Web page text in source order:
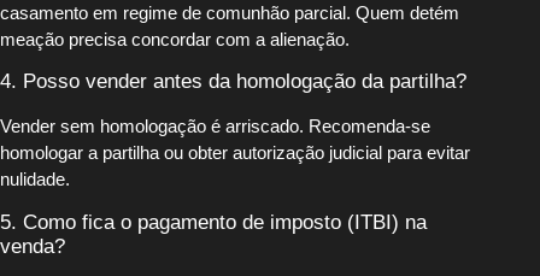
casamento em regime de comunhão parcial. Quem detém
meação precisa concordar com a alienação.
4. Posso vender antes da homologação da partilha?
Vender sem homologação é arriscado. Recomenda-se
homologar a partilha ou obter autorização judicial para evitar
nulidade.
5. Como fica o pagamento de imposto (ITBI) na
venda?